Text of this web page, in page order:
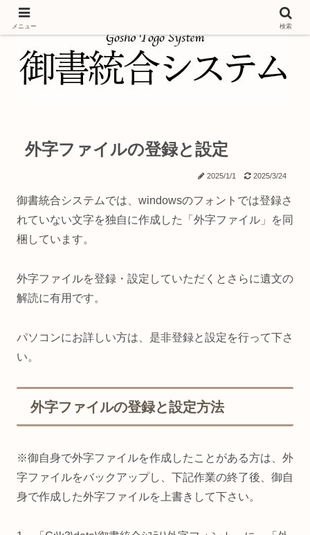
外字ファイルの登録と設定
2025/1/1 2025/3/24
御書統合システムでは、windowsのフォントでは登録さ
れていない文字を独自に作成した「外字ファイル」を同
梱しています。
外字ファイルを登録・設定していただくとさらに遺文の
解読に有用です。
パソコンにお詳しい方は、是非登録と設定を行って下さ
い。
外字ファイルの登録と設定方法
※御自身で外字ファイルを作成したことがある方は、外
字ファイルをバックアップし、下記作業の終了後、御自
身で作成した外字ファイルを上書きして下さい。
メニュー 検索